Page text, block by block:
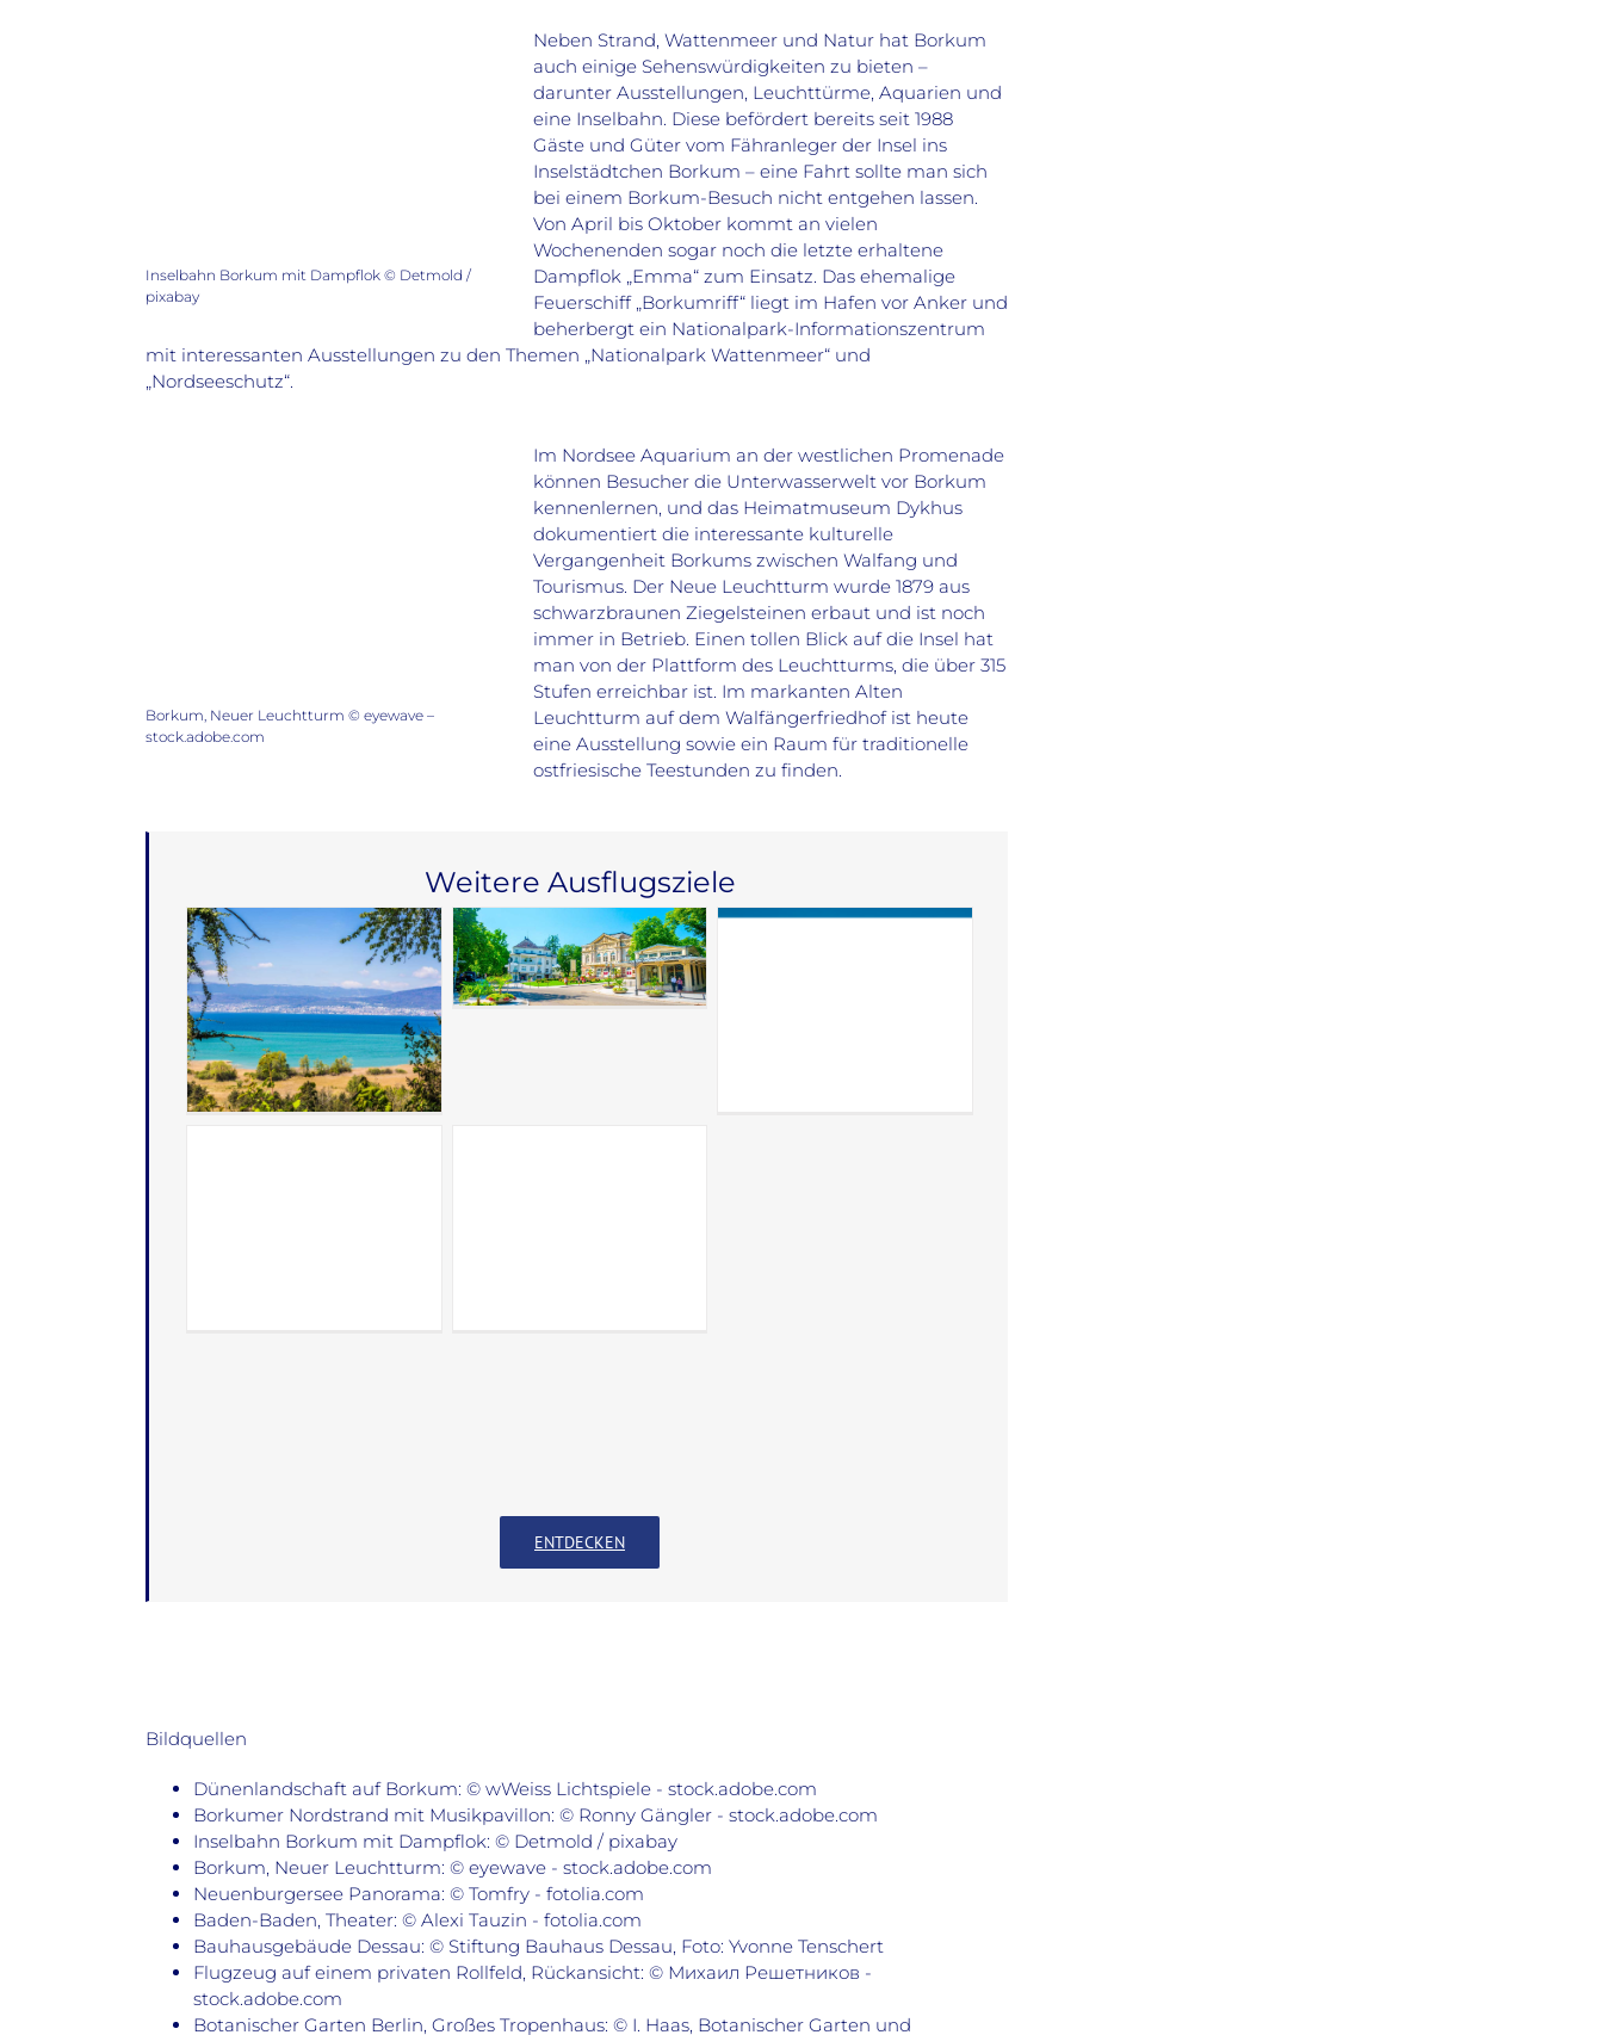
Inselbahn Borkum mit Dampflok © Detmold /
pixabay
Neben Strand, Wattenmeer und Natur hat Borkum
auch einige Sehenswürdigkeiten zu bieten –
darunter Ausstellungen, Leuchttürme, Aquarien und
eine Inselbahn. Diese befördert bereits seit 1988
Gäste und Güter vom Fähranleger der Insel ins
Inselstädtchen Borkum – eine Fahrt sollte man sich
bei einem Borkum-Besuch nicht entgehen lassen.
Von April bis Oktober kommt an vielen
Wochenenden sogar noch die letzte erhaltene
Dampflok „Emma“ zum Einsatz. Das ehemalige
Feuerschiff „Borkumriff“ liegt im Hafen vor Anker und
beherbergt ein Nationalpark-Informationszentrum
mit interessanten Ausstellungen zu den Themen „Nationalpark Wattenmeer“ und
„Nordseeschutz“.
Borkum, Neuer Leuchtturm © eyewave –
stock.adobe.com
Im Nordsee Aquarium an der westlichen Promenade
können Besucher die Unterwasserwelt vor Borkum
kennenlernen, und das Heimatmuseum Dykhus
dokumentiert die interessante kulturelle
Vergangenheit Borkums zwischen Walfang und
Tourismus. Der Neue Leuchtturm wurde 1879 aus
schwarzbraunen Ziegelsteinen erbaut und ist noch
immer in Betrieb. Einen tollen Blick auf die Insel hat
man von der Plattform des Leuchtturms, die über 315
Stufen erreichbar ist. Im markanten Alten
Leuchtturm auf dem Walfängerfriedhof ist heute
eine Ausstellung sowie ein Raum für traditionelle
ostfriesische Teestunden zu finden.
Weitere Ausflugsziele
ENTDECKEN
Bildquellen
Dünenlandschaft auf Borkum: © wWeiss Lichtspiele - stock.adobe.com
Borkumer Nordstrand mit Musikpavillon: © Ronny Gängler - stock.adobe.com
Inselbahn Borkum mit Dampflok: © Detmold / pixabay
Borkum, Neuer Leuchtturm: © eyewave - stock.adobe.com
Neuenburgersee Panorama: © Tomfry - fotolia.com
Baden-Baden, Theater: © Alexi Tauzin - fotolia.com
Bauhausgebäude Dessau: © Stiftung Bauhaus Dessau, Foto: Yvonne Tenschert
Flugzeug auf einem privaten Rollfeld, Rückansicht: © Михаил Решетников -
stock.adobe.com
Botanischer Garten Berlin, Großes Tropenhaus: © I. Haas, Botanischer Garten und